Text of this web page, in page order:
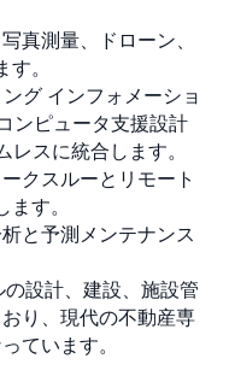
真測量、ドローン、
。
グ インフォメーショ
ンピュータ支援設計
レスに統合します。
クスルーとリモート
す。
と予測メンテナンス
設計、建設、施設管
り、現代の不動産専
ています。